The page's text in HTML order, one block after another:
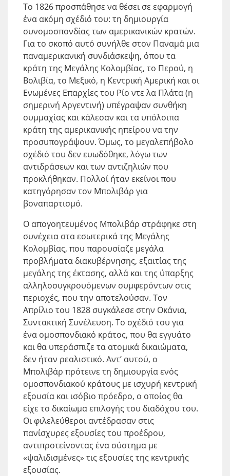
Το 1826 προσπάθησε να θέσει σε εφαρμογή
ένα ακόμη σχέδιό του: τη δημιουργία
συνομοσπονδίας των αμερικανικών κρατών.
Για το σκοπό αυτό συνήλθε στον Παναμά μια
παναμερικανική συνδιάσκεψη, όπου τα
κράτη της Μεγάλης Κολομβίας, το Περού, η
Βολιβία, το Μεξικό, η Κεντρική Αμερική και οι
Ενωμένες Επαρχίες του Ρίο ντε λα Πλάτα (η
σημερινή Αργεντινή) υπέγραψαν συνθήκη
συμμαχίας και κάλεσαν και τα υπόλοιπα
κράτη της αμερικανικής ηπείρου να την
προσυπογράψουν. Όμως, το μεγαλεπήβολο
σχέδιό του δεν ευωδόθηκε, λόγω των
αντιδράσεων και των αντιζηλιών που
προκλήθηκαν. Πολλοί ήταν εκείνοι που
κατηγόρησαν τον Μπολιβάρ για
βοναπαρτισμό.
Ο απογοητευμένος Μπολιβάρ στράφηκε στη
συνέχεια στα εσωτερικά της Μεγάλης
Κολομβίας, που παρουσίαζε μεγάλα
προβλήματα διακυβέρνησης, εξαιτίας της
μεγάλης της έκτασης, αλλά και της ύπαρξης
αλληλοσυγκρουόμενων συμφερόντων στις
περιοχές, που την αποτελούσαν. Τον
Απρίλιο του 1828 συγκάλεσε στην Οκάνια,
Συντακτική Συνέλευση. Το σχέδιό του για
ένα ομοσπονδιακό κράτος, που θα εγγυάτο
και θα υπεράσπιζε τα ατομικά δικαιώματα,
δεν ήταν ρεαλιστικό. Αντ’ αυτού, ο
Μπολιβάρ πρότεινε τη δημιουργία ενός
ομοσπονδιακού κράτους με ισχυρή κεντρική
εξουσία και ισόβιο πρόεδρο, ο οποίος θα
είχε το δικαίωμα επιλογής του διαδόχου του.
Οι φιλελεύθεροι αντέδρασαν στις
πανίσχυρες εξουσίες του προέδρου,
αντιπροτείνοντας ένα σύστημα με
«ψαλιδισμένες» τις εξουσίες της κεντρικής
εξουσίας.